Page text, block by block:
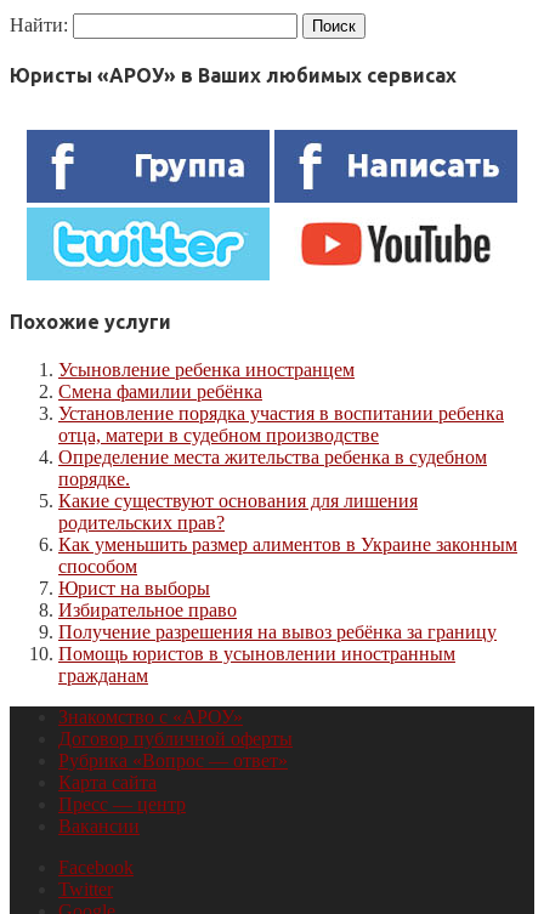
Найти:
Юристы «АРОУ» в Ваших любимых сервисах
Похожие услуги
Усыновление ребенка иностранцем
Смена фамилии ребёнка
Установление порядка участия в воспитании ребенка
отца, матери в судебном производстве
Определение места жительства ребенка в судебном
порядке.
Какие существуют основания для лишения
родительских прав?
Как уменьшить размер алиментов в Украине законным
способом
Юрист на выборы
Избирательное право
Получение разрешения на вывоз ребёнка за границу
Помощь юристов в усыновлении иностранным
гражданам
Знакомство с «АРОУ»
Договор публичной оферты
Рубрика «Вопрос — ответ»
Карта сайта
Пресс — центр
Вакансии
Facebook
Twitter